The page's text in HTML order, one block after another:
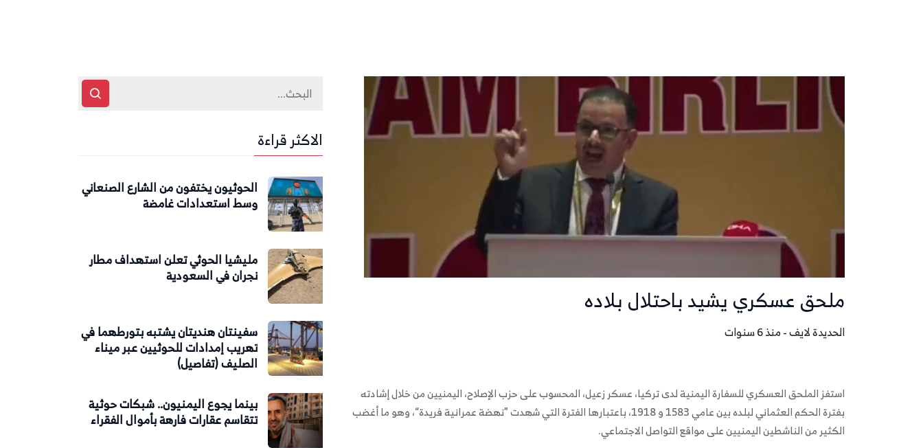
ملحق عسكري يشيد باحتلال بلاده
الحديدة لايف - منذ 6 سنوات
استفز الملحق العسكري للسفارة اليمنية لدى تركيا، عسكر زعيل، المحسوب على حزب الإصلاح، اليمنيين من خلال إشادته
بفترة الحكم العثماني لبلده بين عامي 1583 و 1918، باعتبارها الفترة التي شهدت ”نهضة عمرانية فريدة“، وهو ما أغضب
الكثير من الناشطين اليمنيين على مواقع التواصل الاجتماعي.
الاكثر قراءة
الحوثيون يختفون من الشارع الصنعاني
وسط استعدادات غامضة
مليشيا الحوثي تعلن استهداف مطار
نجران في السعودية
سفينتان هنديتان يشتبه بتورطهما في
تهريب إمدادات للحوثيين عبر ميناء
الصليف (تفاصيل)
بينما يجوع اليمنيون.. شبكات حوثية
تتقاسم عقارات فارهة بأموال الفقراء